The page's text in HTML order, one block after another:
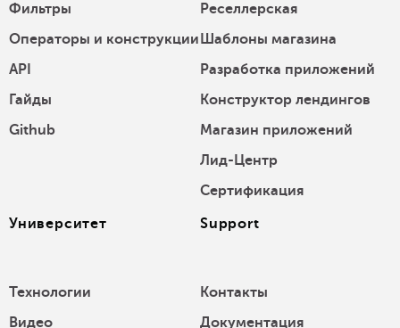
Фильтры
Операторы и конструкции
API
Гайды
Github
Реселлерская
Шаблоны магазина
Разработка приложений
Конструктор лендингов
Магазин приложений
Лид-Центр
Сертификация
Университет
Технологии
Видео
Support
Контакты
Документация